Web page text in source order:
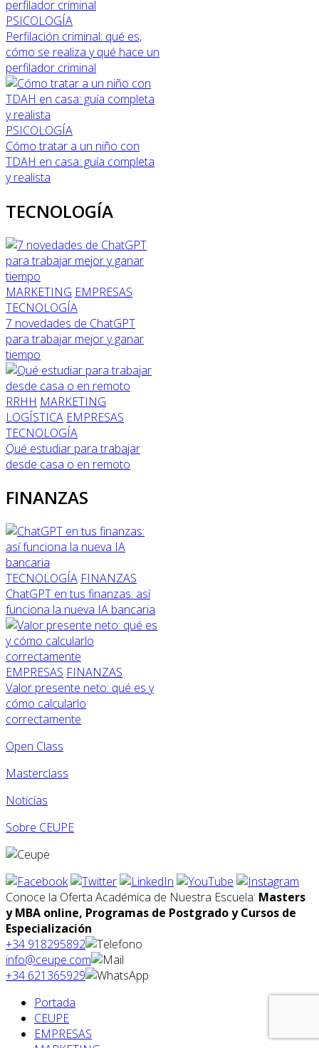
PSICOLOGÍA
Perfilación criminal: qué es,
cómo se realiza y qué hace un
perfilador criminal
PSICOLOGÍA
Cómo tratar a un niño con
TDAH en casa: guía completa
y realista
TECNOLOGÍA
MARKETING EMPRESAS
TECNOLOGÍA
7 novedades de ChatGPT
para trabajar mejor y ganar
tiempo
RRHH MARKETING
LOGÍSTICA EMPRESAS
TECNOLOGÍA
Qué estudiar para trabajar
desde casa o en remoto
FINANZAS
TECNOLOGÍA FINANZAS
ChatGPT en tus finanzas: así
funciona la nueva IA bancaria
EMPRESAS FINANZAS
Valor presente neto: qué es y
cómo calcularlo
correctamente
Open Class
Masterclass
Noticias
Sobre CEUPE
Conoce la Oferta Académica de Nuestra Escuela: Masters
y MBA online, Programas de Postgrado y Cursos de
Especialización
+34 918295892
info@ceupe.com
+34 621365929
Portada
CEUPE
EMPRESAS